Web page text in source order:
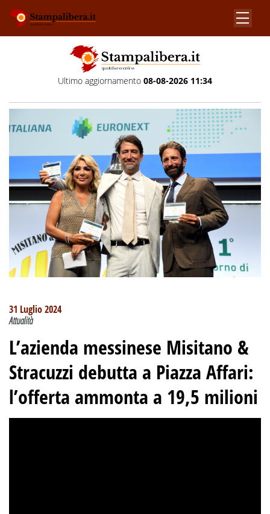
Ultimo aggiornamento 08-08-2026 11:34
31 Luglio 2024
Attualità
L’azienda messinese Misitano &
Stracuzzi debutta a Piazza Affari:
l’offerta ammonta a 19,5 milioni